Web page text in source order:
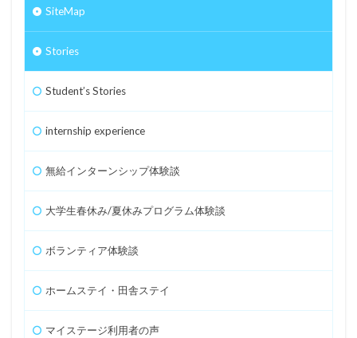
SiteMap
Stories
Student’s Stories
internship experience
無給インターンシップ体験談
大学生春休み/夏休みプログラム体験談
ボランティア体験談
ホームステイ・田舎ステイ
マイステージ利用者の声